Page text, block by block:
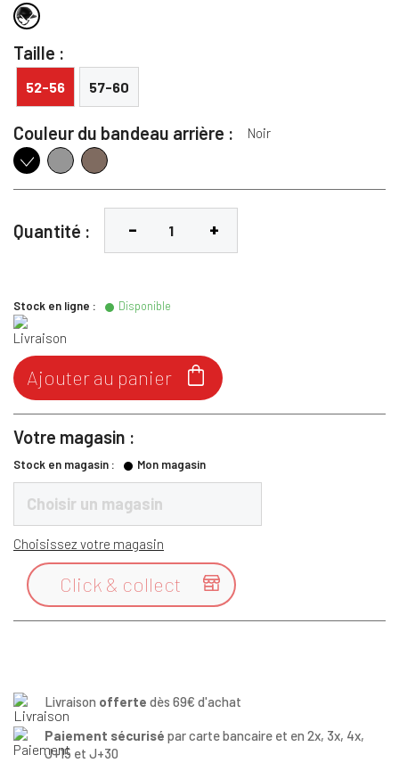
Noir Mat
Taille :
52-56 57-60
Couleur du bandeau arrière : Noir
Noir Gris Chataigne
Quantité :
Stock en ligne : Disponible

Ajouter au panier
Votre magasin :
Stock en magasin : Mon magasin
Choisir un magasin
Choisissez votre magasin

Click & collect
Livraison offerte dès 69€ d'achat
Paiement sécurisé par carte bancaire et en 2x, 3x, 4x,
J+15 et J+30